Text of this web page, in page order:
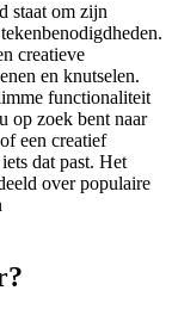
staat om zijn
creatieve
en knutselen.
functionaliteit
op zoek bent naar
een creatief
dat past. Het
over populaire